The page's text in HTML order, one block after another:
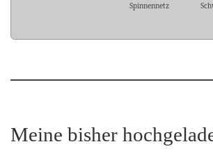
Spinnennetz
Meine bisher